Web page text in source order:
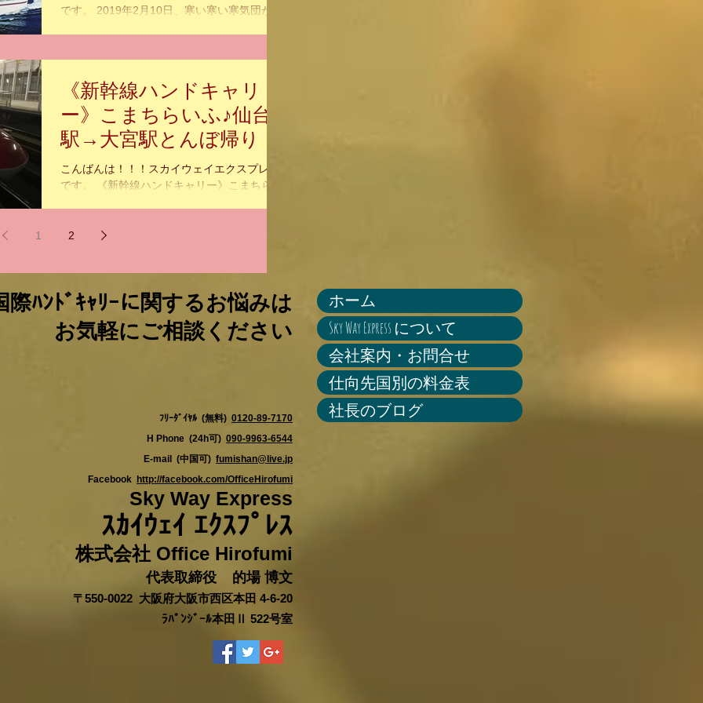
です。 2019年2月10日、寒い寒い寒気団が日
にご留意下さいませ。 では、今回のSky Way
した、上...
《新幹線ハンドキャリ
ー》こまちらいふ♪仙台
駅→大宮駅とんぼ帰り
こんばんは！！！スカイウェイエクスプレス
です。 《新幹線ハンドキャリー》こまちらい
外国際ハンドキャリー Sky Way Express のホ
1 2
際ﾊﾝﾄﾞｷｬﾘｰに関するお悩みは
お気軽にご相談ください
ﾌﾘｰﾀﾞｲﾔﾙ (無料) 0120-89-7170
H Phone (24h可) 090-9963-6544
E-mail (中国可) fumishan@live.jp
Facebook http://facebook.com/OfficeHirofumi
Sky Way Express
ｽｶｲｳｪｲ ｴｸｽﾌﾟﾚｽ
株式会社 Office Hirofumi
代表取締役 的場 博文
〒550-0022 大阪府大阪市西区本田 4-6-20
ﾗﾊﾟﾝｼﾞｰﾙ本田Ⅱ 522号室
ホーム
Sky Way Express について
会社案内・お問合せ
仕向先国別の料金表
社長のブログ